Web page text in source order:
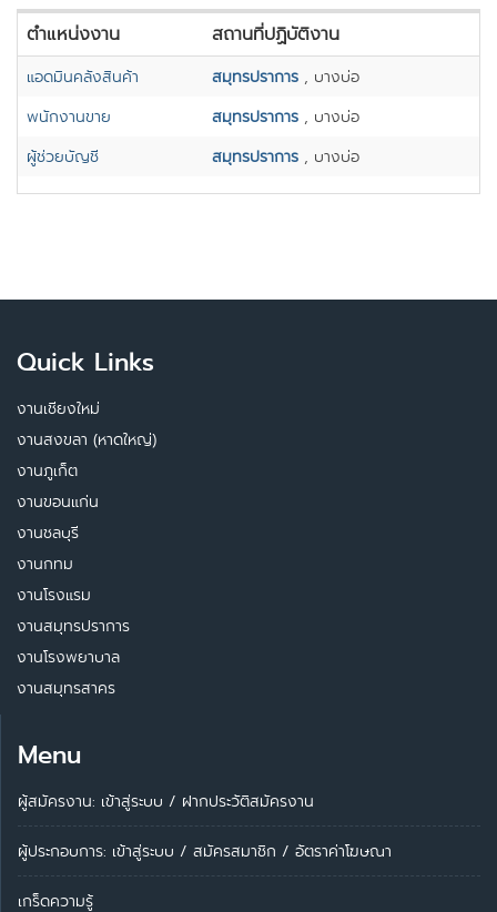
ตำแหน่งงาน สถานที่ปฏิบัติงาน
แอดมินคลังสินค้า สมุทรปราการ , บางบ่อ
พนักงานขาย
สมุทรปราการ , บางบ่อ
ผู้ช่วยบัญชี
สมุทรปราการ , บางบ่อ
Quick Links
งานเชียงใหม่
งานสงขลา (หาดใหญ่)
งานภูเก็ต
งานขอนแก่น
งานชลบุรี
งานกทม
งานโรงแรม
งานสมุทรปราการ
งานโรงพยาบาล
งานสมุทรสาคร
Menu
ผู้สมัครงาน: เข้าสู่ระบบ / ฝากประวัติสมัครงาน
ผู้ประกอบการ: เข้าสู่ระบบ / สมัครสมาชิก / อัตราค่าโฆษณา
เกร็ดความรู้